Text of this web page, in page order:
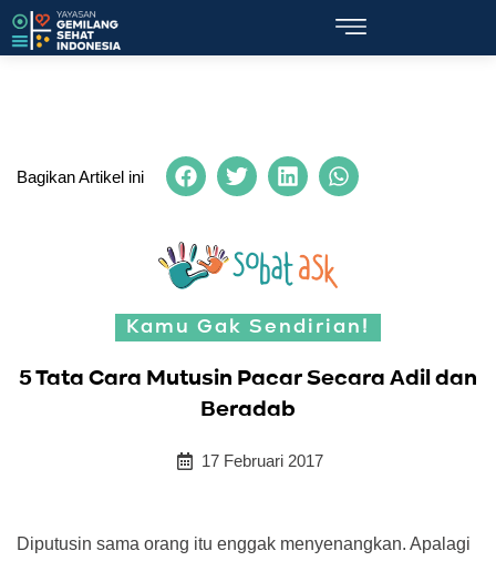
Bagikan Artikel ini
Kamu Gak Sendirian!
5 Tata Cara Mutusin Pacar Secara Adil dan
Beradab
17 Februari 2017
Diputusin sama orang itu enggak menyenangkan. Apalagi